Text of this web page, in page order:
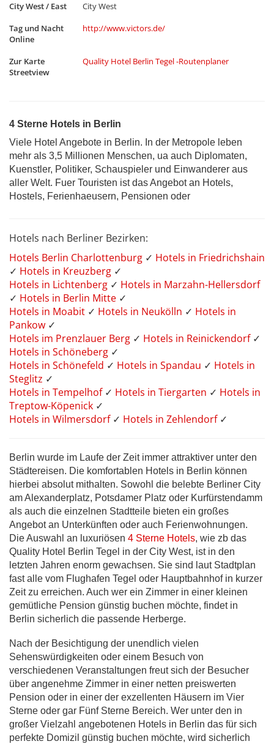
City West / East
City West
Tag und Nacht
Online
http://www.victors.de/
Zur Karte
Streetview
Quality Hotel Berlin Tegel -Routenplaner
4 Sterne Hotels in Berlin
Viele Hotel Angebote in Berlin. In der Metropole leben
mehr als 3,5 Millionen Menschen, ua auch Diplomaten,
Kuenstler, Politiker, Schauspieler und Einwanderer aus
aller Welt. Fuer Touristen ist das Angebot an Hotels,
Hostels, Ferienhaeusern, Pensionen oder
Hotels nach Berliner Bezirken:
Hotels Berlin Charlottenburg ✓ Hotels in Friedrichshain
✓ Hotels in Kreuzberg ✓
Hotels in Lichtenberg ✓ Hotels in Marzahn-Hellersdorf
✓ Hotels in Berlin Mitte ✓
Hotels in Moabit ✓ Hotels in Neukölln ✓ Hotels in
Pankow ✓
Hotels im Prenzlauer Berg ✓ Hotels in Reinickendorf ✓
Hotels in Schöneberg ✓
Hotels in Schönefeld ✓ Hotels in Spandau ✓ Hotels in
Steglitz ✓
Hotels in Tempelhof ✓ Hotels in Tiergarten ✓ Hotels in
Treptow-Köpenick ✓
Hotels in Wilmersdorf ✓ Hotels in Zehlendorf✓
Berlin wurde im Laufe der Zeit immer attraktiver unter den
Städtereisen. Die komfortablen Hotels in Berlin können
hierbei absolut mithalten. Sowohl die belebte Berliner City
am Alexanderplatz, Potsdamer Platz oder Kurfürstendamm
als auch die einzelnen Stadtteile bieten ein großes
Angebot an Unterkünften oder auch Ferienwohnungen.
Die Auswahl an luxuriösen 4 Sterne Hotels, wie zb das
Quality Hotel Berlin Tegel in der City West, ist in den
letzten Jahren enorm gewachsen. Sie sind laut Stadtplan
fast alle vom Flughafen Tegel oder Hauptbahnhof in kurzer
Zeit zu erreichen. Auch wer ein Zimmer in einer kleinen
gemütliche Pension günstig buchen möchte, findet in
Berlin sicherlich die passende Herberge.
Nach der Besichtigung der unendlich vielen
Sehenswürdigkeiten oder einem Besuch von
verschiedenen Veranstaltungen freut sich der Besucher
über angenehme Zimmer in einer netten preiswerten
Pension oder in einer der exzellenten Häusern im Vier
Sterne oder gar Fünf Sterne Bereich. Wer unter den in
großer Vielzahl angebotenen Hotels in Berlin das für sich
perfekte Domizil günstig buchen möchte, wird sicherlich